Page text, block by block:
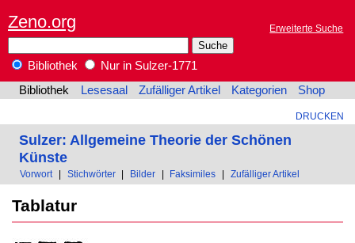
Zeno.org Erweiterte Suche
Bibliothek
Nur in Sulzer-1771
Bibliothek
Lesesaal Zufälliger Artikel Kategorien Shop
DRUCKEN
Sulzer: Allgemeine Theorie der Schönen
Künste
Vorwort Stichwörter Bilder Faksimiles Zufälliger Artikel
Tablatur